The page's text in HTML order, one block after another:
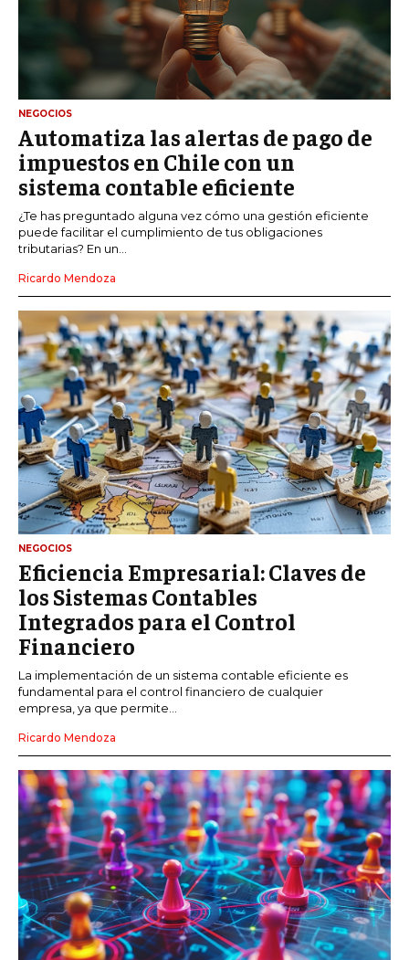
NEGOCIOS
Automatiza las alertas de pago de
impuestos en Chile con un
sistema contable eficiente
¿Te has preguntado alguna vez cómo una gestión eficiente
puede facilitar el cumplimiento de tus obligaciones
tributarias? En un...
Ricardo Mendoza
NEGOCIOS
Eficiencia Empresarial: Claves de
los Sistemas Contables
Integrados para el Control
Financiero
La implementación de un sistema contable eficiente es
fundamental para el control financiero de cualquier
empresa, ya que permite...
Ricardo Mendoza